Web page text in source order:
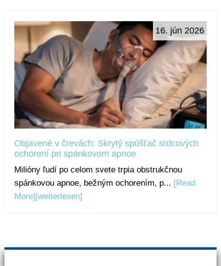
16. jún 2026
Objavené v črevách: Skrytý spúšťač srdcových
ochorení pri spánkovom apnoe
Milióny ľudí po celom svete trpia obstrukčnou
spánkovou apnoe, bežným ochorením, p... [Read
More][weiterlesen]